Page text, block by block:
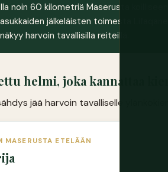
noin 60 kilometriä Maserusta
jälkeläisten toimesta
harvoin tavallisilla reiteillä.
helmi, joka kannattaa
jää harvoin tavalliselle
MASERUSTA ETELÄÄN